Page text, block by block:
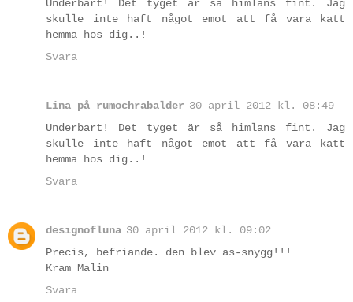
Underbart! Det tyget är så himlans fint. Jag
skulle inte haft något emot att få vara katt
hemma hos dig..!
Svara
Lina på rumochrabalder 30 april 2012 kl. 08:49
Underbart! Det tyget är så himlans fint. Jag
skulle inte haft något emot att få vara katt
hemma hos dig..!
Svara
designofluna 30 april 2012 kl. 09:02
Precis, befriande. den blev as-snygg!!!
Kram Malin
Svara